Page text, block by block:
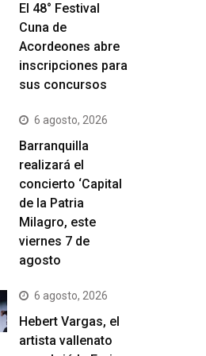
El 48° Festival
Cuna de
Acordeones abre
inscripciones para
sus concursos
6 agosto, 2026
Barranquilla
realizará el
concierto ‘Capital
de la Patria
Milagro, este
viernes 7 de
agosto
6 agosto, 2026
Hebert Vargas, el
artista vallenato